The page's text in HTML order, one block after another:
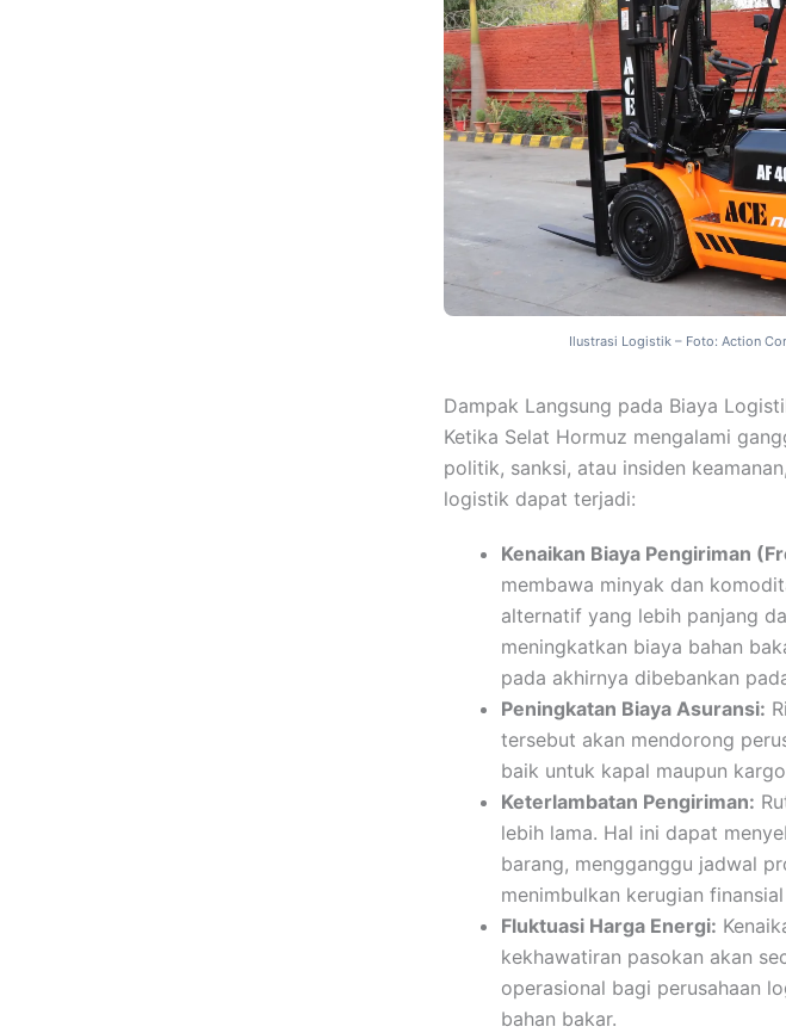
Ilustrasi Logistik – Foto: Action
Dampak Langsung pada Biaya
Ketika Selat Hormuz mengalami
politik, sanksi, atau insiden
logistik dapat terjadi:
Kenaikan Biaya Pengiriman
membawa minyak dan
alternatif yang lebih panjang
meningkatkan biaya bahan
pada akhirnya dibebankan
Peningkatan Biaya Asuransi:
tersebut akan mendorong
baik untuk kapal maupun
Keterlambatan Pengiriman:
lebih lama. Hal ini dapat
barang, mengganggu jadwal
menimbulkan kerugian
Fluktuasi Harga Energi:
kekhawatiran pasokan akan
operasional bagi perusahaan
bahan bakar.